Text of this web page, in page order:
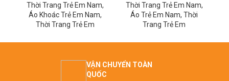
Thời Trang Trẻ Em Nam,
Áo Khoác Trẻ Em Nam,
Thời Trang Trẻ Em
Thời Trang Trẻ Em Nam,
Áo Trẻ Em Nam, Thời
Trang Trẻ Em
VẬN CHUYỂN TOÀN
QUỐC